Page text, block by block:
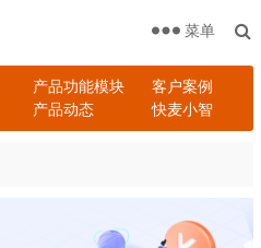
产品功能模块
客户案例
产品动态 快麦小智
菜单